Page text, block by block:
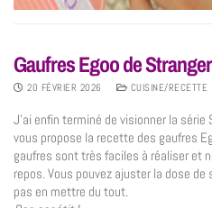
Gaufres Egoo de
20 FÉVRIER 2026 CUISINE/RECETTE
J’ai enfin terminé de visionner la
vous propose la recette des gaufres
gaufres sont très faciles à réaliser et
repos. Vous pouvez ajuster la dose
pas en mettre du tout.